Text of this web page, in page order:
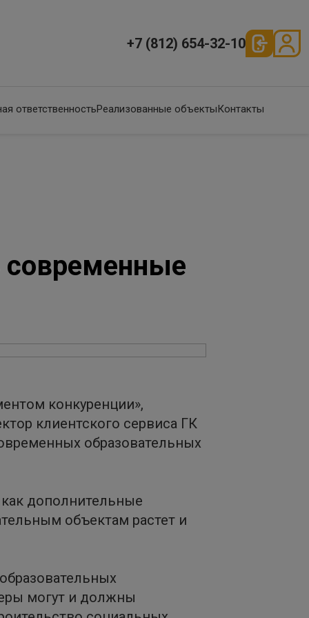
+7 (812) 654-32-10
ответственностьРеализованные объектыКонтакты
конкуренции»,
клиентского сервиса ГК
образовательных
дополнительные
объектам растет и
могут и должны